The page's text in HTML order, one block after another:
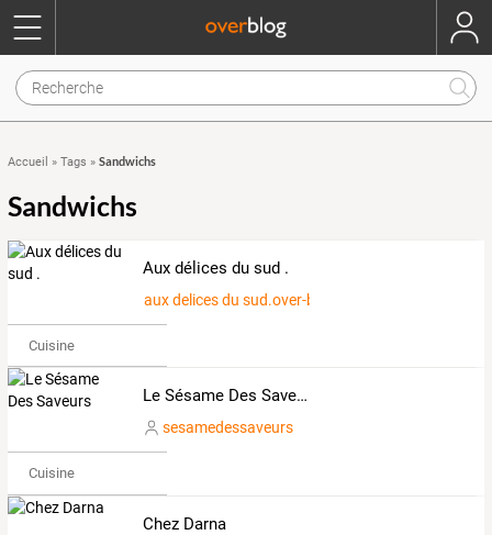
Accueil » Tags » Sandwichs
Sandwichs
Aux délices du sud .
aux delices du sud.over-blog.fr
Cuisine
Le Sésame Des Saveurs
sesamedessaveurs
Cuisine
Chez Darna